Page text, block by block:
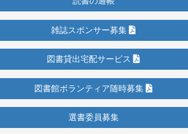
雑誌スポンサー募集
図書貸出宅配サービス
図書館ボランティア随時募集
選書委員募集